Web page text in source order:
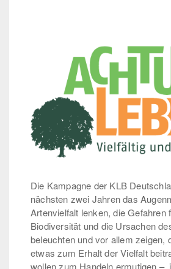
Positionen
Die Kampagne der KLB
nächsten zwei Jahren das
Artenvielfalt lenken, die Gefahren
Biodiversität und die Ursachen
beleuchten und vor allem zeigen,
etwas zum Erhalt der Vielfalt
wollen zum Handeln ermutigen –